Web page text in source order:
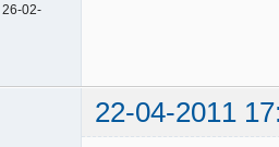
26-02-
22-04-2011